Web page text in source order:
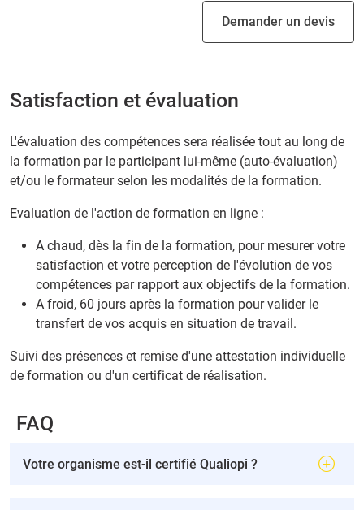
Demander un devis
Satisfaction et évaluation
L'évaluation des compétences sera réalisée tout au long de
la formation par le participant lui-même (auto-évaluation)
et/ou le formateur selon les modalités de la formation.
Evaluation de l'action de formation en ligne :
A chaud, dès la fin de la formation, pour mesurer votre
satisfaction et votre perception de l'évolution de vos
compétences par rapport aux objectifs de la formation.
A froid, 60 jours après la formation pour valider le
transfert de vos acquis en situation de travail.
Suivi des présences et remise d'une attestation individuelle
de formation ou d'un certificat de réalisation.
FAQ
Votre organisme est-il certifié Qualiopi ?